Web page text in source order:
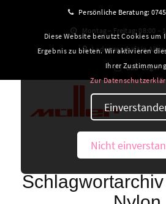
Persönliche Beratung:
Montag – Freitag: 08:00
Ladengeschäft in
B2B-Login
Diese Website benutzt Cookies um
Ergebnis zu bieten. Wir aktivieren
Ihrer
Zur
Nicht